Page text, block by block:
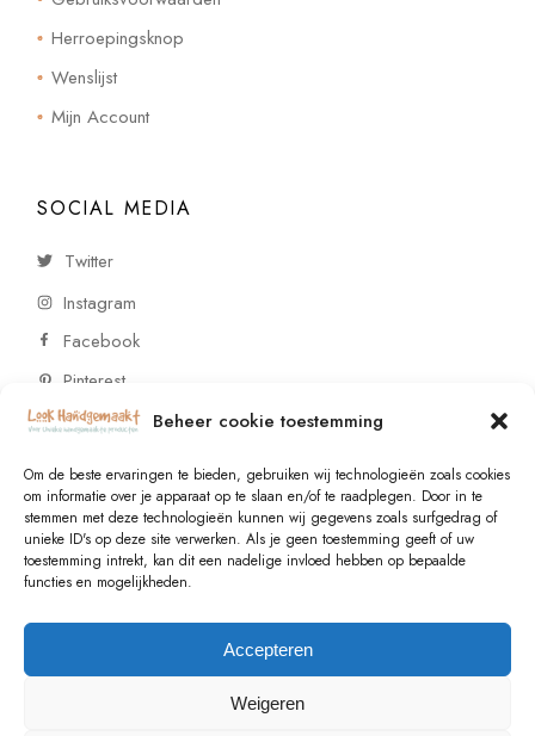
Beheer cookie toestemming
Om de beste ervaringen te bieden, gebruiken wij technologieën zoals cookies
om informatie over je apparaat op te slaan en/of te raadplegen. Door in te
stemmen met deze technologieën kunnen wij gegevens zoals surfgedrag of
unieke ID's op deze site verwerken. Als je geen toestemming geeft of uw
toestemming intrekt, kan dit een nadelige invloed hebben op bepaalde
functies en mogelijkheden.
Accepteren
Weigeren
Herroepingsknop
Wenslijst
Mijn Account
SOCIAL MEDIA
Twitter
Instagram
Facebook
Pinterest
CONTACT
Vragen of wensen? Neem contact op!
+31 (0)6 229 021 29